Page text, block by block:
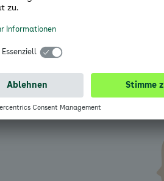
wir, dass Sie gesund
mit einem starken Service,
erfahren